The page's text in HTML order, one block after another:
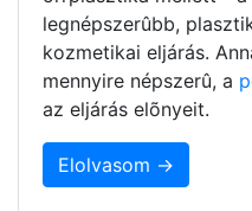
legnépszerûbb,
kozmetikai eljárás.
mennyire népszerû, a
az eljárás elõnyeit.
Elolvasom →